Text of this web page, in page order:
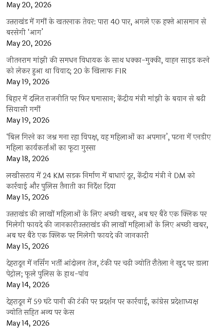
May 20, 2026
उत्तराखंड में गर्मी के खतरनाक तेवर: पारा 40 पार, अगले एक हफ्ते आसमान से
बरसेगी ‘आग’
May 20, 2026
जीतनराम मांझी की समधन विधायक के साथ धक्का-मुक्की, वाहन साइड करने
को लेकर हुआ था विवाद; 20 के खिलाफ FIR
May 19, 2026
बिहार में दलित राजनीति पर फिर घमासान; केंद्रीय मंत्री मांझी के बयान से बढ़ी
सियासी गर्मी
May 19, 2026
‘बिल गिरने का जश्न मना रहा विपक्ष, यह महिलाओं का अपमान’, पटना में एनडीए
महिला कार्यकर्ताओं का फूटा गुस्सा
May 18, 2026
लखीसराय में 24 KM सड़क निर्माण में बाधाएं दूर, केंद्रीय मंत्री ने DM को
कार्रवाई और पुलिस तैनाती का निर्देश दिया
May 15, 2026
उत्तराखंड की लाखों महिलाओं के लिए अच्छी खबर, अब घर बैठे एक क्लिक पर
मिलेगी फायदे की जानकारीउत्तराखंड की लाखों महिलाओं के लिए अच्छी खबर,
अब घर बैठे एक क्लिक पर मिलेगी फायदे की जानकारी
May 15, 2026
देहरादून में नर्सिंग भर्ती आंदोलन तेज, टंकी पर चढ़ी ज्योति रौतेला ने खुद पर डाला
पेट्रोल; फूले पुलिस के हाथ-पांव
May 14, 2026
देहरादून में 59 घंटे पानी की टंकी पर प्रदर्शन पर कार्रवाई, कांग्रेस प्रदेशाध्यक्ष
ज्योति सहित अन्य पर केस
May 14, 2026